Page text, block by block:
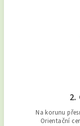
2.
Na korunu
Orientační